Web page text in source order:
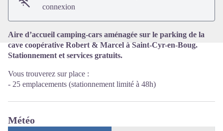
connexion
Aire d’accueil camping-cars aménagée sur le parking de la
cave coopérative Robert & Marcel à Saint-Cyr-en-Boug.
Stationnement et services gratuits.
Vous trouverez sur place :
- 25 emplacements (stationnement limité à 48h)
Météo